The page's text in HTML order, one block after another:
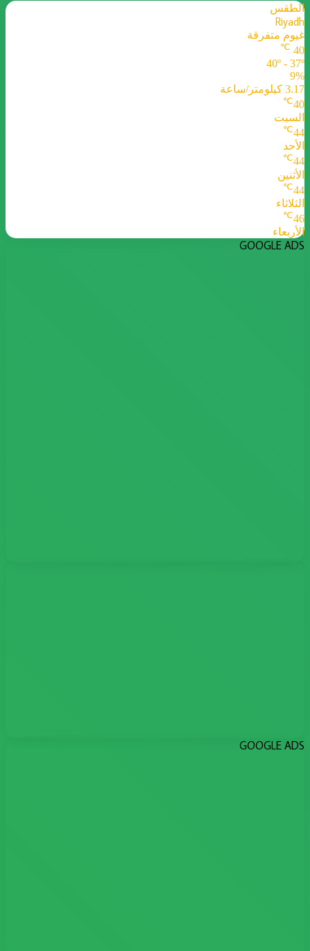
الطقس
Riyadh
غيوم متفرقة
40
℃
40º - 37º
9%
3.17 كيلومتر/ساعة
40
℃
السبت
44
℃
الأحد
44
℃
الأثنين
44
℃
الثلاثاء
46
℃
الأربعاء
GOOGLE ADS
GOOGLE ADS